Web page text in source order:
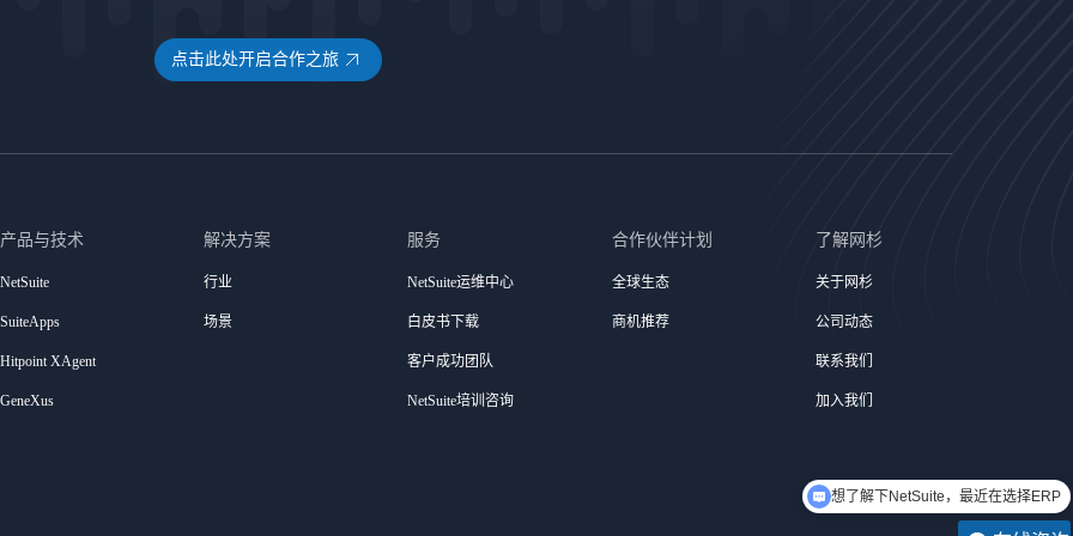
点击此处开启合作之旅
产品与技术
NetSuite
SuiteApps
Hitpoint XAgent
GeneXus
解决方案
行业
场景
服务
NetSuite运维中心
白皮书下载
客户成功团队
NetSuite培训咨询
合作伙伴计划
全球生态
商机推荐
了解网杉
关于网杉
公司动态
联系我们
加入我们
想了解下NetSuite，最近在选择ERP